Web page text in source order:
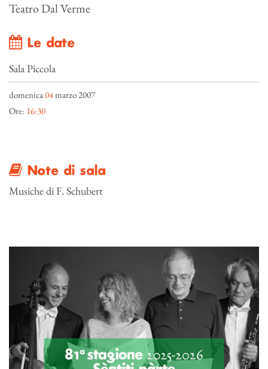
Teatro Dal Verme
Le date
Sala Piccola
domenica04marzo 2007
Ore: 16:30
Note di sala
Musiche di F. Schubert